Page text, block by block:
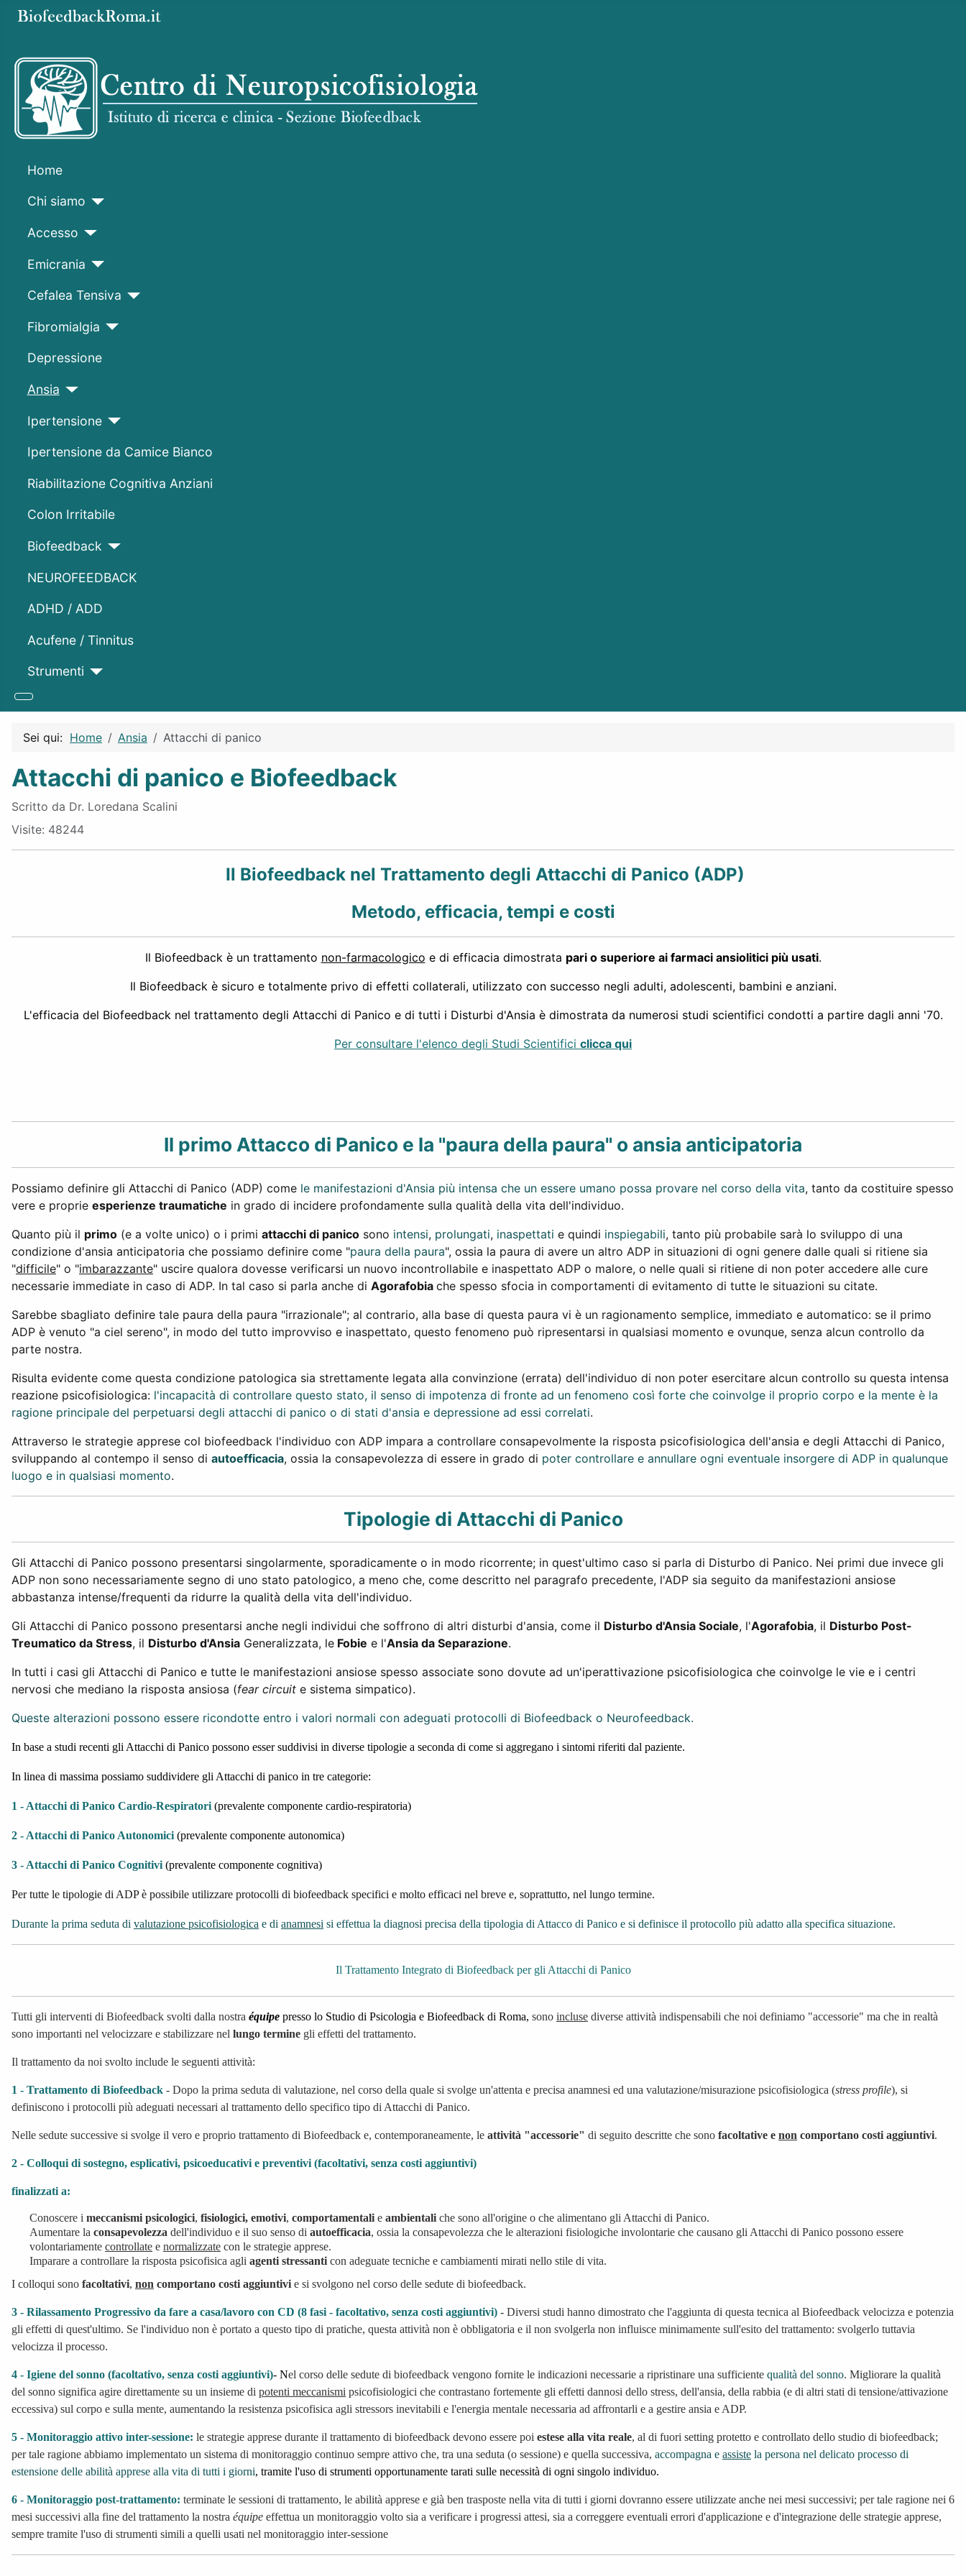
Home
Chi siamo
Accesso
Emicrania
Cefalea Tensiva
Fibromialgia
Depressione
Ansia
Ipertensione
Ipertensione da Camice Bianco
Riabilitazione Cognitiva Anziani
Colon Irritabile
Biofeedback
NEUROFEEDBACK
ADHD / ADD
Acufene / Tinnitus
Strumenti
Sei qui: Home Ansia Attacchi di panico
Attacchi di panico e Biofeedback
Dettagli
Scritto da Dr. Loredana Scalini
Visite: 48244
Il Biofeedback nel Trattamento degli Attacchi di Panico (ADP)
Metodo, efficacia, tempi e costi
Il Biofeedback è un trattamento non-farmacologico e di efficacia dimostrata pari o superiore ai farmaci ansiolitici più usati.
Il Biofeedback è sicuro e totalmente privo di effetti collaterali, utilizzato con successo negli adulti, adolescenti, bambini e anziani.
L'efficacia del Biofeedback nel trattamento degli Attacchi di Panico e di tutti i Disturbi d'Ansia è dimostrata da numerosi studi scientifici condotti a partire dagli anni '70.
Per consultare l'elenco degli Studi Scientifici clicca qui
Il primo Attacco di Panico e la "paura della paura" o ansia anticipatoria
Possiamo definire gli Attacchi di Panico (ADP) come le manifestazioni d'Ansia più intensa che un essere umano possa provare nel corso della vita, tanto da costituire spesso
vere e proprie esperienze traumatiche in grado di incidere profondamente sulla qualità della vita dell'individuo.
Quanto più il primo (e a volte unico) o i primi attacchi di panico sono intensi, prolungati, inaspettati e quindi inspiegabili, tanto più probabile sarà lo sviluppo di una
condizione d'ansia anticipatoria che possiamo definire come "paura della paura", ossia la paura di avere un altro ADP in situazioni di ogni genere dalle quali si ritiene sia
"difficile" o "imbarazzante" uscire qualora dovesse verificarsi un nuovo incontrollabile e inaspettato ADP o malore, o nelle quali si ritiene di non poter accedere alle cure
necessarie immediate in caso di ADP. In tal caso si parla anche di Agorafobia che spesso sfocia in comportamenti di evitamento di tutte le situazioni su citate.
Sarebbe sbagliato definire tale paura della paura "irrazionale"; al contrario, alla base di questa paura vi è un ragionamento semplice, immediato e automatico: se il primo
ADP è venuto "a ciel sereno", in modo del tutto improvviso e inaspettato, questo fenomeno può ripresentarsi in qualsiasi momento e ovunque, senza alcun controllo da
parte nostra.
Risulta evidente come questa condizione patologica sia strettamente legata alla convinzione (errata) dell'individuo di non poter esercitare alcun controllo su questa intensa
reazione psicofisiologica: l'incapacità di controllare questo stato, il senso di impotenza di fronte ad un fenomeno così forte che coinvolge il proprio corpo e la mente è la
ragione principale del perpetuarsi degli attacchi di panico o di stati d'ansia e depressione ad essi correlati.
Attraverso le strategie apprese col biofeedback l'individuo con ADP impara a controllare consapevolmente la risposta psicofisiologica dell'ansia e degli Attacchi di Panico,
sviluppando al contempo il senso di autoefficacia, ossia la consapevolezza di essere in grado di poter controllare e annullare ogni eventuale insorgere di ADP in qualunque
luogo e in qualsiasi momento.
Tipologie di Attacchi di Panico
Gli Attacchi di Panico possono presentarsi singolarmente, sporadicamente o in modo ricorrente; in quest'ultimo caso si parla di Disturbo di Panico. Nei primi due invece gli
ADP non sono necessariamente segno di uno stato patologico, a meno che, come descritto nel paragrafo precedente, l'ADP sia seguito da manifestazioni ansiose
abbastanza intense/frequenti da ridurre la qualità della vita dell'individuo.
Gli Attacchi di Panico possono presentarsi anche negli individui che soffrono di altri disturbi d'ansia, come il Disturbo d'Ansia Sociale, l'Agorafobia, il Disturbo Post-
Treumatico da Stress, il Disturbo d'Ansia Generalizzata, le Fobie e l'Ansia da Separazione.
In tutti i casi gli Attacchi di Panico e tutte le manifestazioni ansiose spesso associate sono dovute ad un'iperattivazione psicofisiologica che coinvolge le vie e i centri
nervosi che mediano la risposta ansiosa (fear circuit e sistema simpatico).
Queste alterazioni possono essere ricondotte entro i valori normali con adeguati protocolli di Biofeedback o Neurofeedback.
In base a studi recenti gli Attacchi di Panico possono esser suddivisi in diverse tipologie a seconda di come si aggregano i sintomi riferiti dal paziente.
In linea di massima possiamo suddividere gli Attacchi di panico in tre categorie:
1 - Attacchi di Panico Cardio-Respiratori (prevalente componente cardio-respiratoria)
2 - Attacchi di Panico Autonomici (prevalente componente autonomica)
3 - Attacchi di Panico Cognitivi (prevalente componente cognitiva)
Per tutte le tipologie di ADP è possibile utilizzare protocolli di biofeedback specifici e molto efficaci nel breve e, soprattutto, nel lungo termine.
Durante la prima seduta di valutazione psicofisiologica e di anamnesi si effettua la diagnosi precisa della tipologia di Attacco di Panico e si definisce il protocollo più adatto alla specifica situazione.
Il Trattamento Integrato di Biofeedback per gli Attacchi di Panico
Tutti gli interventi di Biofeedback svolti dalla nostra équipe presso lo Studio di Psicologia e Biofeedback di Roma, sono incluse diverse attività indispensabili che noi definiamo "accessorie" ma che in realtà
sono importanti nel velocizzare e stabilizzare nel lungo termine gli effetti del trattamento.
Il trattamento da noi svolto include le seguenti attività:
1 - Trattamento di Biofeedback - Dopo la prima seduta di valutazione, nel corso della quale si svolge un'attenta e precisa anamnesi ed una valutazione/misurazione psicofisiologica (stress profile), si
definiscono i protocolli più adeguati necessari al trattamento dello specifico tipo di Attacchi di Panico.
Nelle sedute successive si svolge il vero e proprio trattamento di Biofeedback e, contemporaneamente, le attività "accessorie" di seguito descritte che sono facoltative e non comportano costi aggiuntivi.
2 - Colloqui di sostegno, esplicativi, psicoeducativi e preventivi (facoltativi, senza costi aggiuntivi)
finalizzati a:
Conoscere i meccanismi psicologici, fisiologici, emotivi, comportamentali e ambientali che sono all'origine o che alimentano gli Attacchi di Panico.
Aumentare la consapevolezza dell'individuo e il suo senso di autoefficacia, ossia la consapevolezza che le alterazioni fisiologiche involontarie che causano gli Attacchi di Panico possono essere
volontariamente controllate e normalizzate con le strategie apprese.
Imparare a controllare la risposta psicofisica agli agenti stressanti con adeguate tecniche e cambiamenti mirati nello stile di vita.
I colloqui sono facoltativi, non comportano costi aggiuntivi e si svolgono nel corso delle sedute di biofeedback.
3 - Rilassamento Progressivo da fare a casa/lavoro con CD (8 fasi - facoltativo, senza costi aggiuntivi) - Diversi studi hanno dimostrato che l'aggiunta di questa tecnica al Biofeedback velocizza e potenzia
gli effetti di quest'ultimo. Se l'individuo non è portato a questo tipo di pratiche, questa attività non è obbligatoria e il non svolgerla non influisce minimamente sull'esito del trattamento: svolgerlo tuttavia
velocizza il processo.
4 - Igiene del sonno (facoltativo, senza costi aggiuntivi)- Nel corso delle sedute di biofeedback vengono fornite le indicazioni necessarie a ripristinare una sufficiente qualità del sonno. Migliorare la qualità
del sonno significa agire direttamente su un insieme di potenti meccanismi psicofisiologici che contrastano fortemente gli effetti dannosi dello stress, dell'ansia, della rabbia (e di altri stati di tensione/attivazione
eccessiva) sul corpo e sulla mente, aumentando la resistenza psicofisica agli stressors inevitabili e l'energia mentale necessaria ad affrontarli e a gestire ansia e ADP.
5 - Monitoraggio attivo inter-sessione: le strategie apprese durante il trattamento di biofeedback devono essere poi estese alla vita reale, al di fuori setting protetto e controllato dello studio di biofeedback;
per tale ragione abbiamo implementato un sistema di monitoraggio continuo sempre attivo che, tra una seduta (o sessione) e quella successiva, accompagna e assiste la persona nel delicato processo di
estensione delle abilità apprese alla vita di tutti i giorni, tramite l'uso di strumenti opportunamente tarati sulle necessità di ogni singolo individuo.
6 - Monitoraggio post-trattamento: terminate le sessioni di trattamento, le abilità apprese e già ben trasposte nella vita di tutti i giorni dovranno essere utilizzate anche nei mesi successivi; per tale ragione nei 6
mesi successivi alla fine del trattamento la nostra équipe effettua un monitoraggio volto sia a verificare i progressi attesi, sia a correggere eventuali errori d'applicazione e d'integrazione delle strategie apprese,
sempre tramite l'uso di strumenti simili a quelli usati nel monitoraggio inter-sessione